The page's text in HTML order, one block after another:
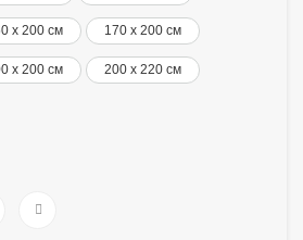
x 200 см 170 x 200 см
x 200 см 200 x 220 см